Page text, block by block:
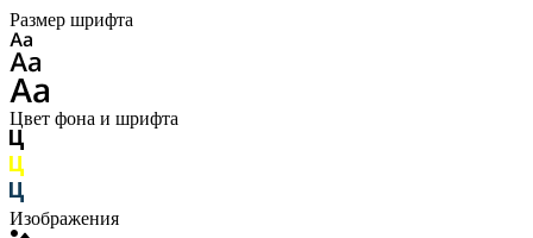
Размер шрифта
Цвет фона и шрифта
Изображения